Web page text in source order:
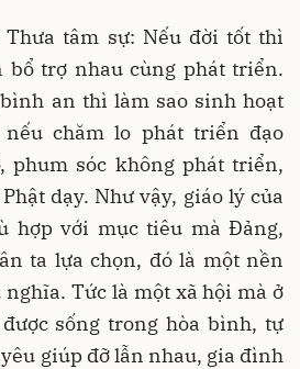
Thưa tâm sự: Nếu đời tốt thì
bổ trợ nhau cùng phát triển.
an thì làm sao sinh hoạt
chăm lo phát triển đạo
phum sóc không phát triển,
dạy. Như vậy, giáo lý của
hợp với mục tiêu mà Đảng,
ta lựa chọn, đó là một nền
Tức là một xã hội mà ở
sống trong hòa bình, tự
giúp đỡ lẫn nhau, gia đình